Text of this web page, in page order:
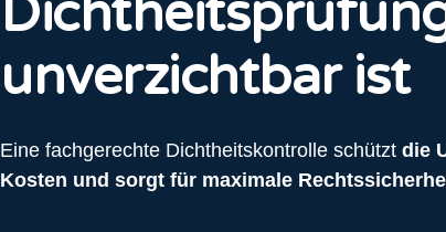
unverzichtbar ist
Eine fachgerechte Dichtheitskontrolle schützt die
Kosten und sorgt für maximale